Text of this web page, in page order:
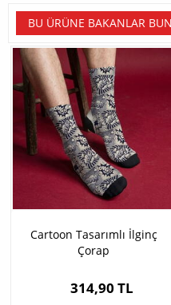
BU ÜRÜNE BAKANLAR
Cartoon Tasarımlı İlginç
Çorap
314,90 TL